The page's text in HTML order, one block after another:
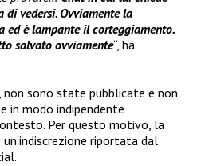
vedersi. Ovviamente la
ed è lampante il corteggiamento.
salvato ovviamente“, ha
sono state pubblicate e non
in modo indipendente
Per questo motivo, la
riportata dal